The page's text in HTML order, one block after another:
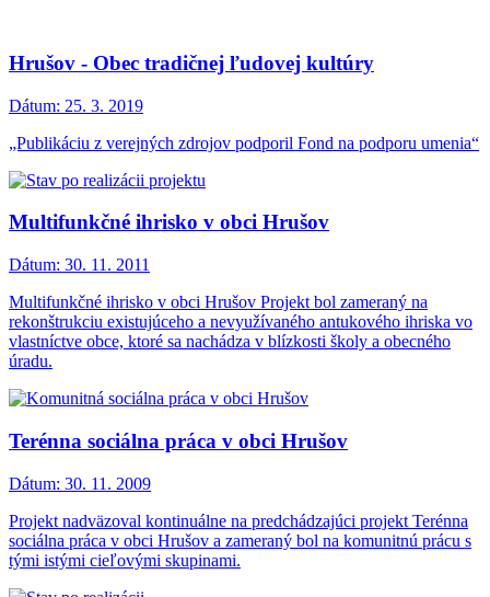
Hrušov - Obec tradičnej ľudovej kultúry
Dátum: 25. 3. 2019
„Publikáciu z verejných zdrojov podporil Fond na podporu umenia“
Multifunkčné ihrisko v obci Hrušov
Dátum: 30. 11. 2011
Multifunkčné ihrisko v obci Hrušov Projekt bol zameraný na
rekonštrukciu existujúceho a nevyužívaného antukového ihriska vo
vlastníctve obce, ktoré sa nachádza v blízkosti školy a obecného
úradu.
Terénna sociálna práca v obci Hrušov
Dátum: 30. 11. 2009
Projekt nadväzoval kontinuálne na predchádzajúci projekt Terénna
sociálna práca v obci Hrušov a zameraný bol na komunitnú prácu s
tými istými cieľovými skupinami.